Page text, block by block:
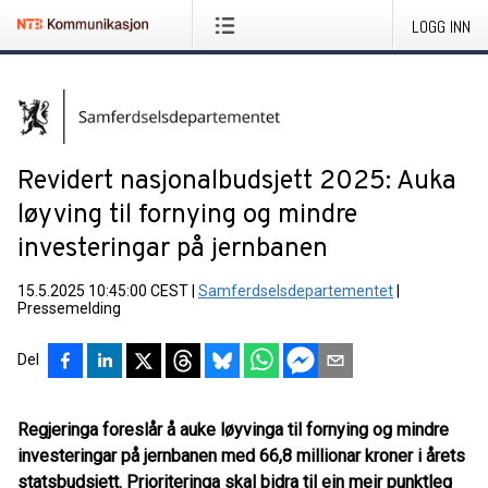
LOGG INN
Revidert nasjonalbudsjett 2025: Auka
løyving til fornying og mindre
investeringar på jernbanen
15.5.2025 10:45:00 CEST Samferdselsdepartementet
Pressemelding
Del
Regjeringa foreslår å auke løyvinga til fornying og mindre
investeringar på jernbanen med 66,8 millionar kroner i årets
statsbudsjett. Prioriteringa skal bidra til ein meir punktleg